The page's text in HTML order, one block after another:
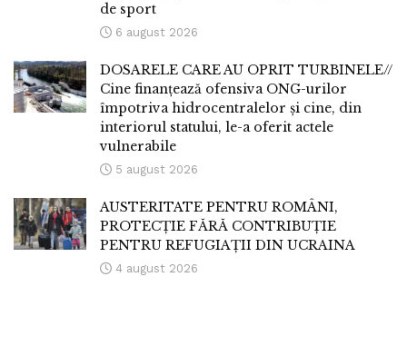
de sport
6 august 2026
DOSARELE CARE AU OPRIT TURBINELE//
Cine finanțează ofensiva ONG-urilor
împotriva hidrocentralelor și cine, din
interiorul statului, le-a oferit actele
vulnerabile
5 august 2026
AUSTERITATE PENTRU ROMÂNI,
PROTECȚIE FĂRĂ CONTRIBUȚIE
PENTRU REFUGIAȚII DIN UCRAINA
4 august 2026